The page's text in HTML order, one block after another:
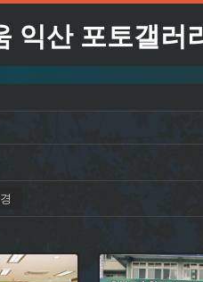
익산 포토갤러